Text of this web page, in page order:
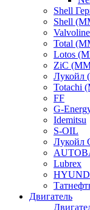
Shell
Shell
Total
Lotos
ZiC
Totachi
FF
G-
Idemitsu
S-OIL
Лукойл
Lubrex
Двигатель